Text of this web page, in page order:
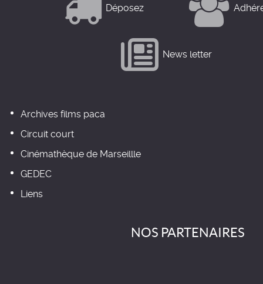
Déposez
News letter
Archives films paca
Circuit court
Cinémathèque de Marseillle
GEDEC
Liens
NOS PARTENAIRES